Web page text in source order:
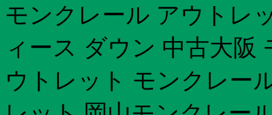
モンクレール アウトレ
ィース ダウン 中古大阪
ウトレット モンクレー